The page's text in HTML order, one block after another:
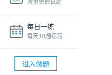
海量免费试题
每日一练
每天10题练习
进入做题